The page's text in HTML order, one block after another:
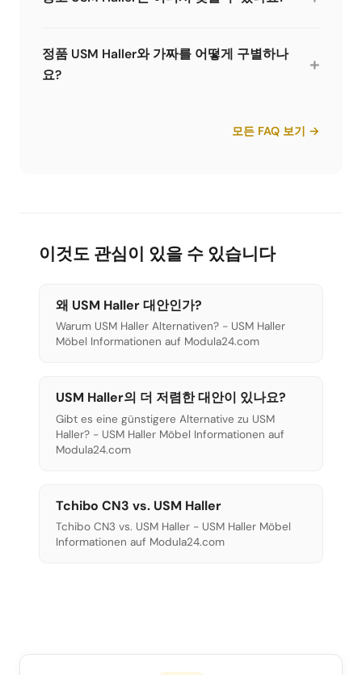
세대와 호환되지 않습니다. 구매 전 부품의 완전성과
자인 가구 전문 판매점에서 찾을 수 있습니다. 사무
실 폐쇄 처분도 확인해 볼 가치가 있습니다. 부품의
정품 USM Haller와 가짜를 어떻게 구별하나
요?
+
져 있습니다. 분체도장은 고품질이고 균일합니다.
Limics24와 같은 호환 부품은 가짜가 아니라 동일한
모든 FAQ 보기 →
이것도 관심이 있을 수 있습니다
왜 USM Haller 대안인가?
Warum USM Haller Alternativen? - USM Haller
Möbel Informationen auf Modula24.com
USM Haller의 더 저렴한 대안이 있나요?
Gibt es eine günstigere Alternative zu USM
Haller? - USM Haller Möbel Informationen auf
Modula24.com
Tchibo CN3 vs. USM Haller
Tchibo CN3 vs. USM Haller - USM Haller Möbel
Informationen auf Modula24.com